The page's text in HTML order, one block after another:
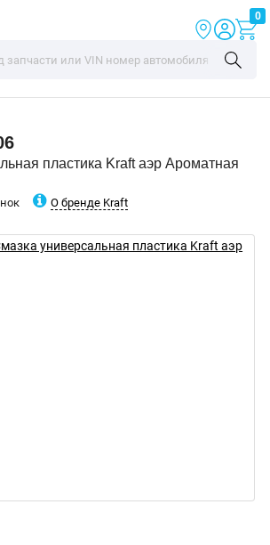
0
пластика Kraft аэр Ароматная
О бренде Kraft